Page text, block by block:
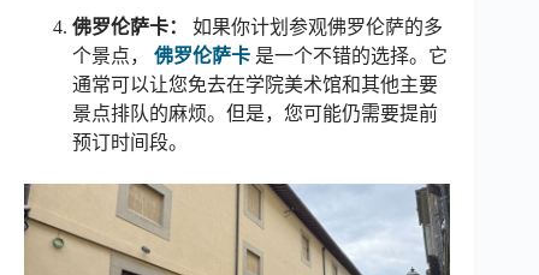
佛罗伦萨卡：
如果你计划参观佛罗伦萨的多
个景点， 佛罗伦萨卡 是一个不错的选择。它
通常可以让您免去在学院美术馆和其他主要
景点排队的麻烦。但是，您可能仍需要提前
预订时间段。